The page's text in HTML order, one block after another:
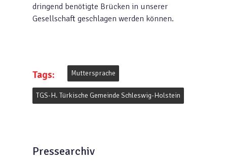
dringend benötigte Brücken in unserer
Gesellschaft geschlagen werden können.
Tags: Muttersprache
TGS-H. Türkische Gemeinde Schleswig-Holstein
Pressearchiv